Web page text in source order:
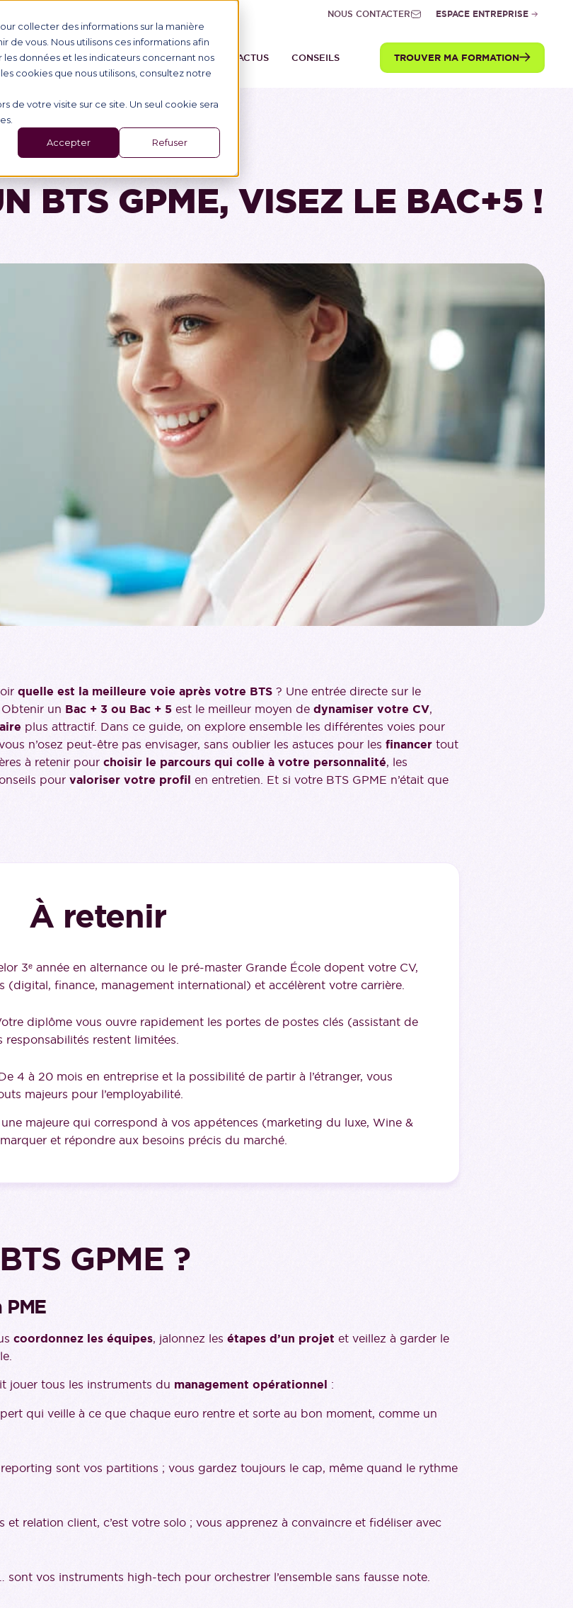
collecter des informations sur la manière
vous. Nous utilisons ces informations afin
données et les indicateurs concernant nos
cookies que nous utilisons, consultez notre
de votre visite sur ce site. Un seul cookie sera
Accepter Refuser
NOUS CONTACTER ESPACE ENTREPRISE
ALTERNANCE ÉVÉNEMENTS ACTUS CONSEILS TROUVER MA FORMATION
BTS GPME, VISEZ LE BAC+5 !
quelle est la meilleure voie après votre BTS ? Une entrée directe sur le
un Bac + 3 ou Bac + 5 est le meilleur moyen de dynamiser votre CV,
plus attractif. Dans ce guide, on explore ensemble les différentes voies pour
n’osez peut-être pas envisager, sans oublier les astuces pour les financer tout
à retenir pour choisir le parcours qui colle à votre personnalité, les
pour valoriser votre profil en entretien. Et si votre BTS GPME n’était que
À retenir
3ᵉ année en alternance ou le pré-master Grande École dopent votre CV,
(digital, finance, management international) et accélèrent votre carrière.
diplôme vous ouvre rapidement les portes de postes clés (assistant de
restent limitées.
4 à 20 mois en entreprise et la possibilité de partir à l’étranger, vous
majeurs pour l’employabilité.
une majeure qui correspond à vos appétences (marketing du luxe, Wine &
et répondre aux besoins précis du marché.
GPME ?
coordonnez les équipes, jalonnez les étapes d’un projet et veillez à garder le
jouer tous les instruments du management opérationnel :
qui veille à ce que chaque euro rentre et sorte au bon moment, comme un
sont vos partitions ; vous gardez toujours le cap, même quand le rythme
et relation client, c’est votre solo ; vous apprenez à convaincre et fidéliser avec
sont vos instruments high-tech pour orchestrer l’ensemble sans fausse note.